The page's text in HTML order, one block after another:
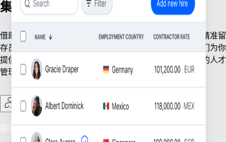
集中式人力运营
借助工具精简核心人事事务，高效管理全球团队。无论是精准留
存员工档案、考勤统计，还是严守各地法规合规要求，我们为你
提供业务平稳运转所需的一切保障。企业可专注于最重要的人才
管理，我们负责处理支撑企业规模扩张的基础事务。
合同工管理
简化合同工管理：高效统筹全球合同工团队。